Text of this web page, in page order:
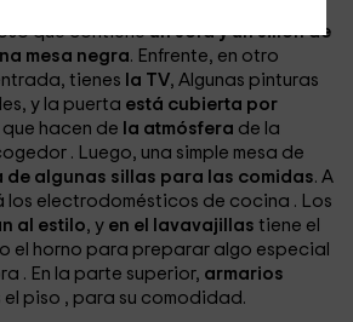
que contieneun sofá y un sillón de
mesa negra. Enfrente, en otro
tienes
la TV, Algunas pinturas
y la puerta está cubierta por
que hacen de la atmósfera de la
. Luego, una simple mesa de
de algunas sillas para las comidas. A
los electrodomésticos de cocina . Los
al estilo, y en el lavavajillastiene el
el horno para preparar algo especial
. En la parte superior, armarios
el piso , para su comodidad.